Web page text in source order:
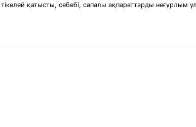
қатысты, себебі, сапалы ақпараттарды неғұрлым